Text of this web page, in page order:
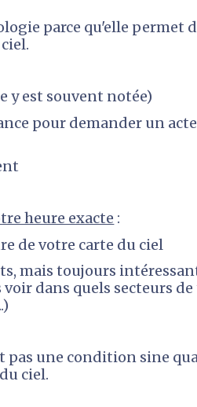
parce qu'elle permet
y est souvent notée)
pour demander un
heure exacte :
de votre carte du ciel
mais toujours
dans quels secteurs
pas une condition sine
ciel.